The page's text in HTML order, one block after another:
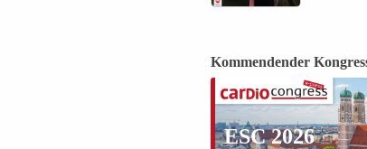
Kommendender
ESC 2026